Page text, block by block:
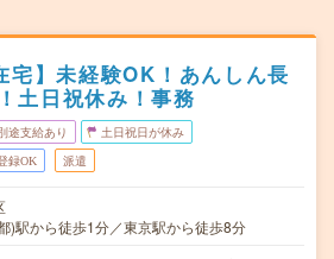
宅】未経験OK！あんしん長
土日祝休み！事務
途支給あり 土日祝日が休み
録OK 派遣
)駅から徒歩1分／東京駅から徒歩8分